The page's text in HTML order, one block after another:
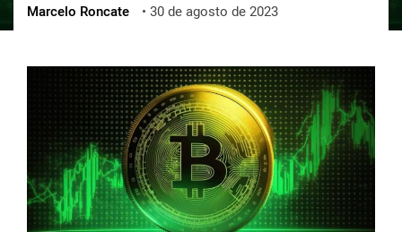
ქართული
vietnamese
Marcelo Roncate • 30 de agosto de 2023